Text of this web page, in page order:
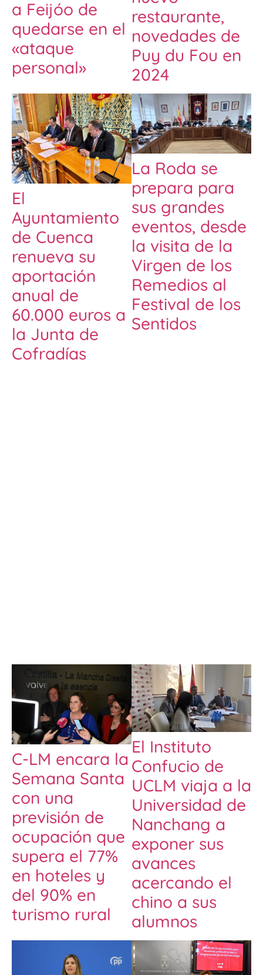
a Feijóo de
quedarse en el
«ataque
personal»
restaurante,
novedades de
Puy du Fou en
2024
El
Ayuntamiento
de Cuenca
renueva su
aportación
anual de
60.000 euros a
la Junta de
Cofradías
La Roda se
prepara para
sus grandes
eventos, desde
la visita de la
Virgen de los
Remedios al
Festival de los
Sentidos
C-LM encara la
Semana Santa
con una
previsión de
ocupación que
supera el 77%
en hoteles y
del 90% en
turismo rural
El Instituto
Confucio de
UCLM viaja a la
Universidad de
Nanchang a
exponer sus
avances
acercando el
chino a sus
alumnos